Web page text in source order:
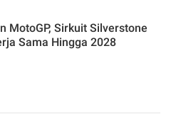
MotoGP, Sirkuit Silverstone
Sama Hingga 2028